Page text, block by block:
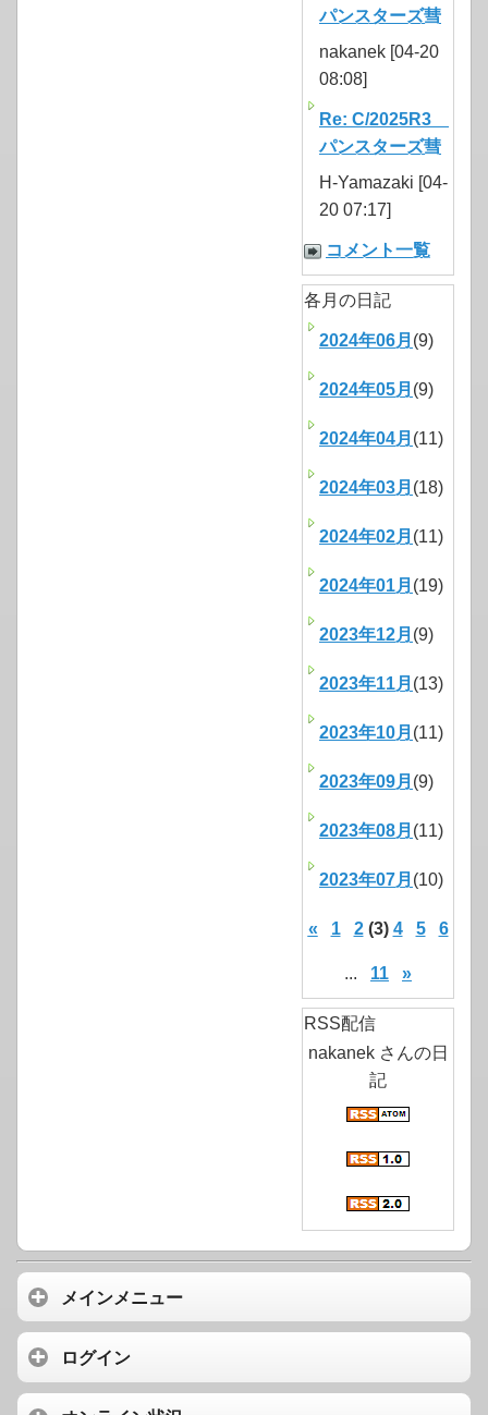
パンスターズ彗
nakanek [04-20
08:08]
Re: C/2025R3
パンスターズ彗
H-Yamazaki [04-
20 07:17]
コメント一覧
各月の日記
2024年06月 (9)
2024年05月 (9)
2024年04月 (11)
2024年03月 (18)
2024年02月 (11)
2024年01月 (19)
2023年12月 (9)
2023年11月 (13)
2023年10月 (11)
2023年09月 (9)
2023年08月 (11)
2023年07月 (10)
« 1 2 (3) 4 5 6
... 11 »
RSS配信
nakanek さんの日
記
メインメニュー
ログイン